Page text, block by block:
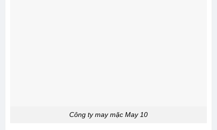
Công ty may mặc May 10